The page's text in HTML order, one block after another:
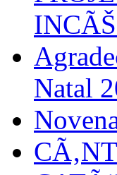
Natal